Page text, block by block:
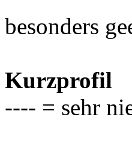
besonders
Kurzprofil
---- = sehr